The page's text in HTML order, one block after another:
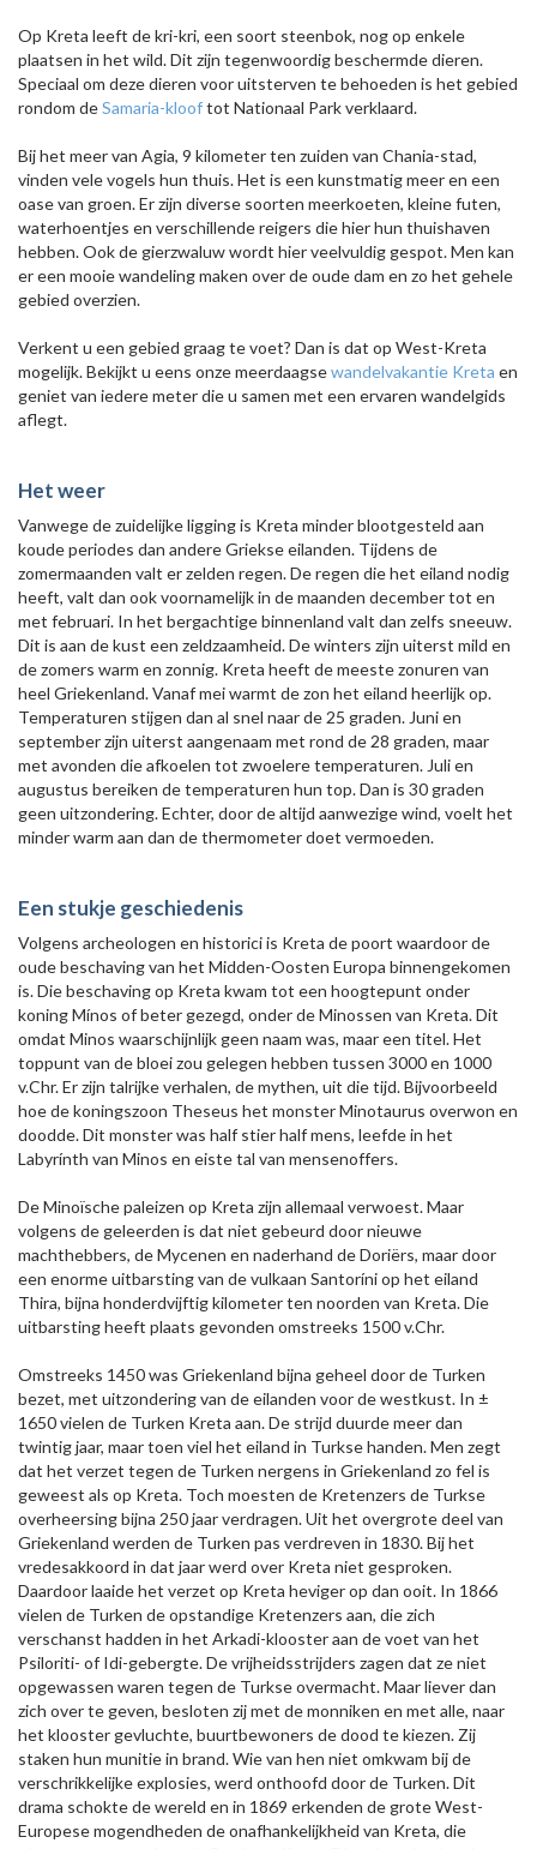
Op Kreta leeft de kri-kri, een soort steenbok, nog op enkele
plaatsen in het wild. Dit zijn tegenwoordig beschermde dieren.
Speciaal om deze dieren voor uitsterven te behoeden is het gebied
rondom deSamaria-klooftot Nationaal Park verklaard.
Bij het meer van Agia, 9 kilometer ten zuiden van Chania-stad,
vinden vele vogels hun thuis. Het is een kunstmatig meer en een
oase van groen. Er zijn diverse soorten meerkoeten, kleine futen,
waterhoentjes en verschillende reigers die hier hun thuishaven
hebben. Ook de gierzwaluw wordt hier veelvuldig gespot. Men kan
er een mooie wandeling maken over de oude dam en zo het gehele
gebied overzien.
Verkent u een gebied graag te voet? Dan is dat op West-Kreta
mogelijk. Bekijkt u eens onze meerdaagsewandelvakantie Kreta en
geniet van iedere meter die u samen met een ervaren wandelgids
aflegt.
Het weer
Vanwege de zuidelijke ligging is Kreta minder blootgesteld aan
koude periodes dan andere Griekse eilanden. Tijdens de
zomermaanden valt er zelden regen. De regen die het eiland nodig
heeft, valt dan ook voornamelijk in de maanden december tot en
met februari. In het bergachtige binnenland valt dan zelfs sneeuw.
Dit is aan de kust een zeldzaamheid. De winters zijn uiterst mild en
de zomers warm en zonnig. Kreta heeft de meeste zonuren van
heel Griekenland. Vanaf mei warmt de zon het eiland heerlijk op.
Temperaturen stijgen dan al snel naar de 25 graden. Juni en
september zijn uiterst aangenaam met rond de 28 graden, maar
met avonden die afkoelen tot zwoelere temperaturen. Juli en
augustus bereiken de temperaturen hun top. Dan is 30 graden
geen uitzondering. Echter, door de altijd aanwezige wind, voelt het
minder warm aan dan de thermometer doet vermoeden.
Een stukje geschiedenis
Volgens archeologen en historici is Kreta de poort waardoor de
oude beschaving van het Midden-Oosten Europa binnengekomen
is. Die beschaving op Kreta kwam tot een hoogtepunt onder
koning Mínos of beter gezegd, onder de Minossen van Kreta. Dit
omdat Minos waarschijnlijk geen naam was, maar een titel. Het
toppunt van de bloei zou gelegen hebben tussen 3000 en 1000
v.Chr. Er zijn talrijke verhalen, de mythen, uit die tijd. Bijvoorbeeld
hoe de koningszoon Theseus het monster Minotaurus overwon en
doodde. Dit monster was half stier half mens, leefde in het
Labyrínth van Minos en eiste tal van mensenoffers.
De Minoïsche paleizen op Kreta zijn allemaal verwoest. Maar
volgens de geleerden is dat niet gebeurd door nieuwe
machthebbers, de Mycenen en naderhand de Doriërs, maar door
een enorme uitbarsting van de vulkaan Santoríni op het eiland
Thira, bijna honderdvijftig kilometer ten noorden van Kreta. Die
uitbarsting heeft plaats gevonden omstreeks 1500 v.Chr.
Omstreeks 1450 was Griekenland bijna geheel door de Turken
bezet, met uitzondering van de eilanden voor de westkust. In ±
1650 vielen de Turken Kreta aan. De strijd duurde meer dan
twintig jaar, maar toen viel het eiland in Turkse handen. Men zegt
dat het verzet tegen de Turken nergens in Griekenland zo fel is
geweest als op Kreta. Toch moesten de Kretenzers de Turkse
overheersing bijna 250 jaar verdragen. Uit het overgrote deel van
Griekenland werden de Turken pas verdreven in 1830. Bij het
vredesakkoord in dat jaar werd over Kreta niet gesproken.
Daardoor laaide het verzet op Kreta heviger op dan ooit. In 1866
vielen de Turken de opstandige Kretenzers aan, die zich
verschanst hadden in het Arkadi-klooster aan de voet van het
Psiloriti- of Idi-gebergte. De vrijheidsstrijders zagen dat ze niet
opgewassen waren tegen de Turkse overmacht. Maar liever dan
zich over te geven, besloten zij met de monniken en met alle, naar
het klooster gevluchte, buurtbewoners de dood te kiezen. Zij
staken hun munitie in brand. Wie van hen niet omkwam bij de
verschrikkelijke explosies, werd onthoofd door de Turken. Dit
drama schokte de wereld en in 1869 erkenden de grote West-
Europese mogendheden de onafhankelijkheid van Kreta, die